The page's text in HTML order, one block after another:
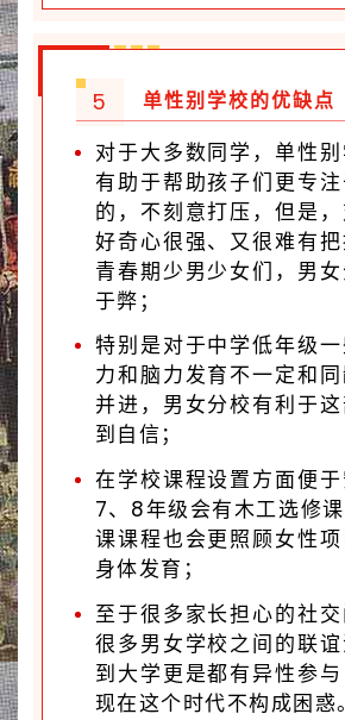
5 单性别学校的优缺点
对于大多数同学，单性
有助于帮助孩子们更专
的，不刻意打压，但是
好奇心很强、又很难有
青春期少男少女们，男
于弊；
特别是对于中学低年级
力和脑力发育不一定和
并进，男女分校有利于
到自信；
在学校课程设置方面便
7、8年级会有木工选修
课课程也会更照顾女性
身体发育；
至于很多家长担心的社
很多男女学校之间的联
到大学更是都有异性参
现在这个时代不构成困惑。